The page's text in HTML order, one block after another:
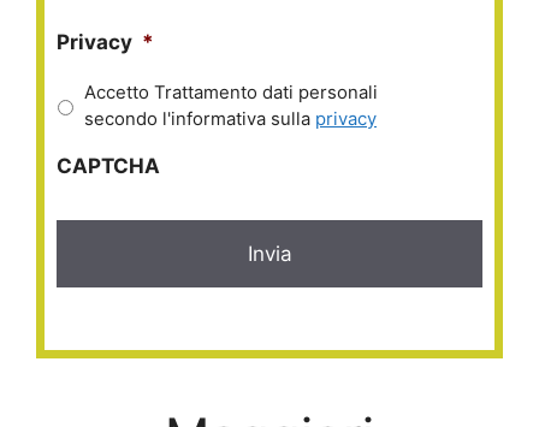
Privacy *
Accetto Trattamento dati personali
secondo l'informativa sulla privacy
CAPTCHA